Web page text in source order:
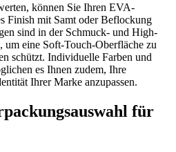
können Sie Ihren EVA-
Finish mit Samt oder Beflockung
sind in der Schmuck- und High-
eine Soft-Touch-Oberfläche zu
schützt. Individuelle Farben und
es Ihnen zudem, Ihre
Ihrer Marke anzupassen.
für